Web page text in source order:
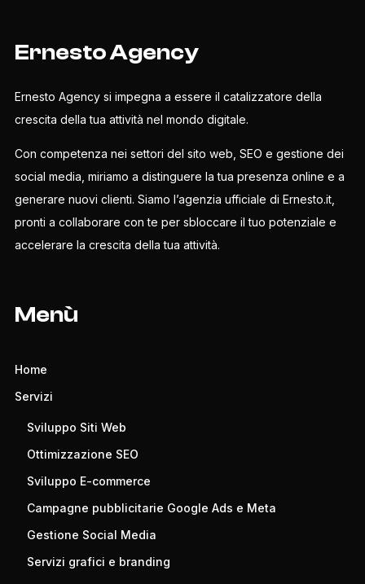
Ernesto Agency
Ernesto Agency si impegna a essere il catalizzatore della
crescita della tua attività nel mondo digitale.
Con competenza nei settori del sito web, SEO e gestione dei
social media, miriamo a distinguere la tua presenza online e a
generare nuovi clienti. Siamo l’agenzia ufficiale di Ernesto.it,
pronti a collaborare con te per sbloccare il tuo potenziale e
accelerare la crescita della tua attività.
Menù
Home
Servizi
Sviluppo Siti Web
Ottimizzazione SEO
Sviluppo E-commerce
Campagne pubblicitarie Google Ads e Meta
Gestione Social Media
Servizi grafici e branding